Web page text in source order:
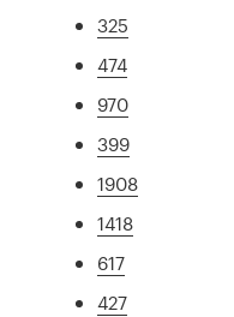
325
474
970
399
1908
1418
617
427